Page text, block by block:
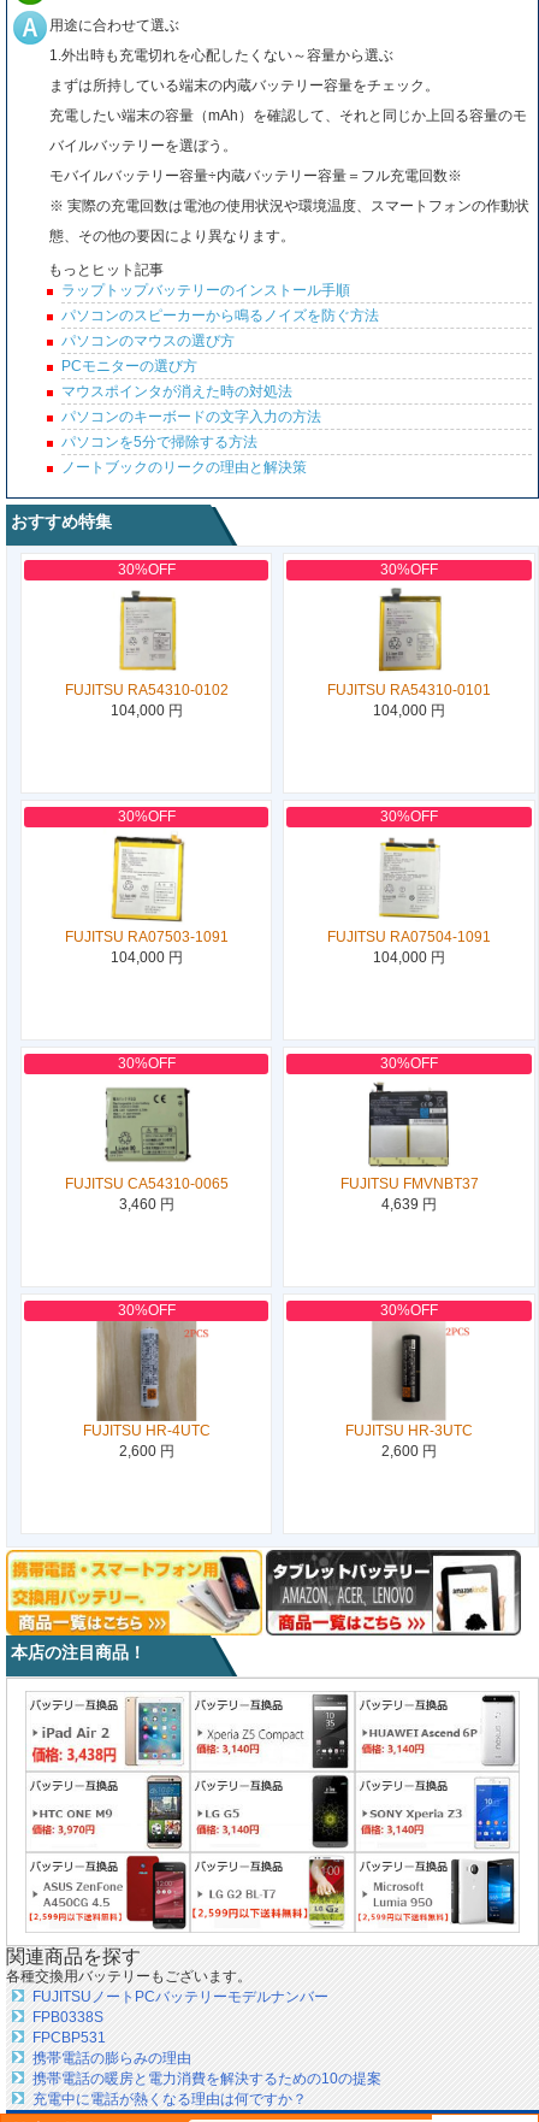
用途に合わせて選ぶ
1.外出時も充電切れを心配したくない～容量から選ぶ
まずは所持している端末の内蔵バッテリー容量をチェック。
充電したい端末の容量（mAh）を確認して、それと同じか上回る容量のモ
バイルバッテリーを選ぼう。
モバイルバッテリー容量÷内蔵バッテリー容量＝フル充電回数※
※ 実際の充電回数は電池の使用状況や環境温度、スマートフォンの作動状
態、その他の要因により異なります。
もっとヒット記事
ラップトップバッテリーのインストール手順
パソコンのスピーカーから鳴るノイズを防ぐ方法
パソコンのマウスの選び方
PCモニターの選び方
マウスポインタが消えた時の対処法
パソコンのキーボードの文字入力の方法
パソコンを5分で掃除する方法
ノートブックのリークの理由と解決策
おすすめ特集
30%OFF
FUJITSU RA54310-0102
104,000 円
30%OFF
FUJITSU RA54310-0101
104,000 円
30%OFF
FUJITSU RA07503-1091
104,000 円
30%OFF
FUJITSU RA07504-1091
104,000 円
30%OFF
FUJITSU CA54310-0065
3,460 円
30%OFF
FUJITSU FMVNBT37
4,639 円
30%OFF
FUJITSU HR-4UTC
2,600 円
30%OFF
FUJITSU HR-3UTC
2,600 円
本店の注目商品！
関連商品を探す
各種交換用バッテリーもございます。
FUJITSUノートPCバッテリーモデルナンバー
FPB0338S
FPCBP531
携帯電話の膨らみの理由
携帯電話の暖房と電力消費を解決するための10の提案
充電中に電話が熱くなる理由は何ですか？